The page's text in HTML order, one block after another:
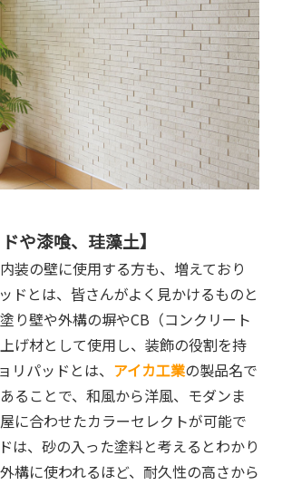
や漆喰、珪藻土】
装の壁に使用する方も、増えており
ドとは、皆さんがよく見かけるものと
り壁や外構の塀やCB（コンクリート
げ材として使用し、装飾の役割を持
リパッドとは、 アイカ工業の製品名で
ることで、和風から洋風、モダンま
に合わせたカラーセレクトが可能で
は、砂の入った塗料と考えるとわかり
構に使われるほど、耐久性の高さから